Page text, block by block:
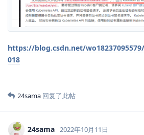
https://blog.csdn.net/
018
24sama 回复了此帖
24sama 2022年10月11日